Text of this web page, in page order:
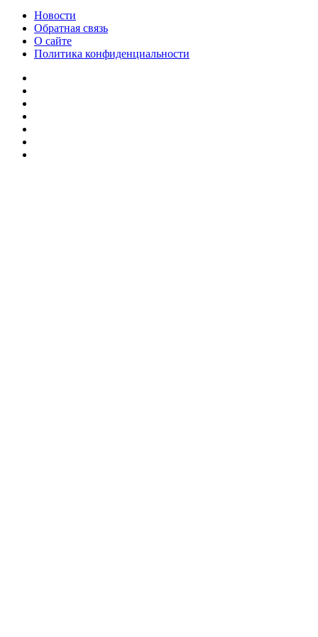
Новости
Обратная связь
О сайте
Политика конфиденциальности